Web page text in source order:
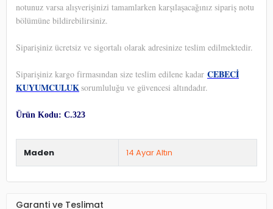
notunuz varsa alışverişinizi tamamlarken karşılaşacağınız sipariş notu
bölümüne bildirebilirsiniz.
Siparişiniz ücretsiz ve sigortalı olarak adresinize teslim edilmektedir.
Siparişiniz kargo firmasından size teslim edilene kadar CEBECİ
KUYUMCULUKsorumluluğu ve güvencesi altındadır.
Ürün Kodu: C.323
Maden 14 Ayar Altın
Garanti ve Teslimat